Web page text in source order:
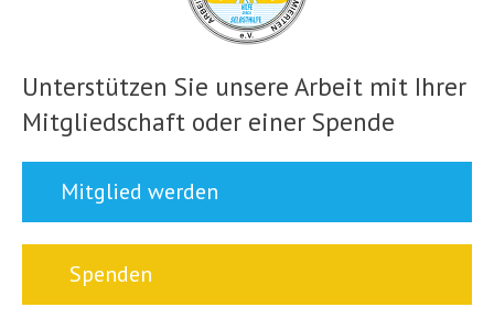
Unterstützen Sie unsere Arbeit mit Ihrer
Mitgliedschaft oder einer Spende
Mitglied werden
Spenden